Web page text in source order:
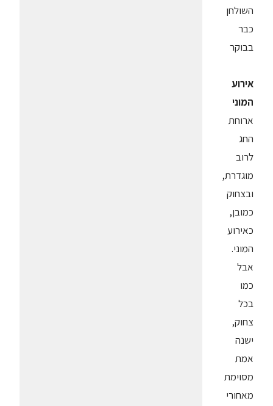
השולחן
כבר
בבוקר
אירוע
המוני
ארוחת
החג
לרוב
מוגדרת,
ובצחוק
כמובן,
כאירוע
המוני.
אבל
כמו
בכל
צחוק,
ישנה
אמת
מסוימת
מאחורי